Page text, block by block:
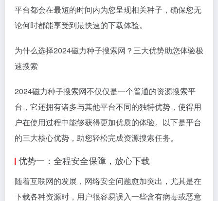
平台都会在最短的时间内为您呈现相关种子，确保您无
论何时都能享受到最快速的下载体验。
为什么选择2024磁力种子搜索网？三大优势助您体验极
速搜索
2024磁力种子搜索网不仅仅是一个普通的资源搜索平
台，它还拥有诸多与其他平台不同的独特优势，使得用
户在使用过程中能够获得更加优质的体验。以下是平台
的三大核心优势，助您轻松完成资源搜索任务。
优势一：全程安全保障，放心下载
随着互联网的发展，网络安全问题愈加突出，尤其是在
下载各种资源时，用户很容易误入一些含有病毒或恶意